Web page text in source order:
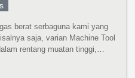
berat serbaguna kami yang
saja, varian Machine Tool
rentang muatan tinggi,